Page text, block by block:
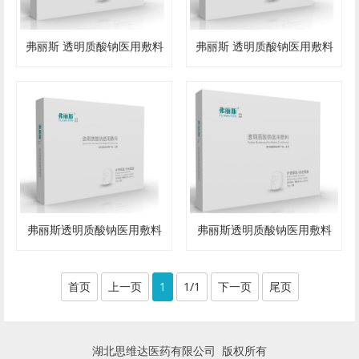
弗丽斯 透明质酸钠医用敷料 弗丽斯 透明质酸钠医用敷料
弗丽斯透明质酸钠医用敷料 弗丽斯透明质酸钠医用敷料
首页 上一页 1 1/1 下一页 尾页
湖北思维达医药有限公司 版权所有